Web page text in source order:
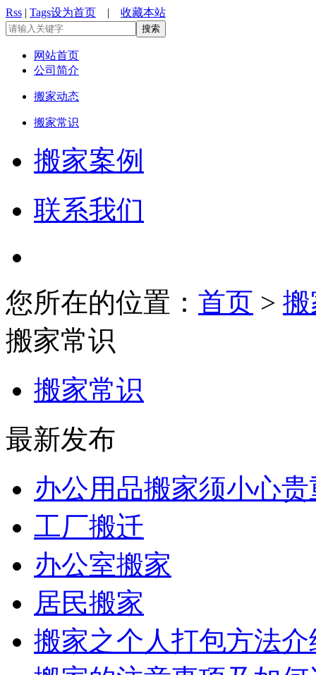
Rss | Tags设为首页 | 收藏本站
网站首页
公司简介
搬家动态
搬家常识
搬家案例
联系我们
您所在的位置： 首页 >
搬家常识
搬家常识
最新发布
办公用品搬家须小心
工厂搬迁
办公室搬家
居民搬家
搬家之个人打包方法